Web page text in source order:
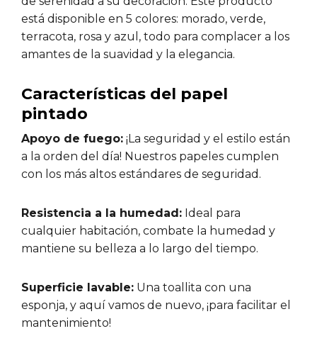
está disponible en 5 colores: morado, verde,
terracota, rosa y azul, todo para complacer a los
amantes de la suavidad y la elegancia.
Características del papel
pintado
Apoyo de fuego: ¡La seguridad y el estilo están
a la orden del día! Nuestros papeles cumplen
con los más altos estándares de seguridad.
Resistencia a la humedad: Ideal para
cualquier habitación, combate la humedad y
mantiene su belleza a lo largo del tiempo.
Superficie lavable: Una toallita con una
esponja, y aquí vamos de nuevo, ¡para facilitar el
mantenimiento!